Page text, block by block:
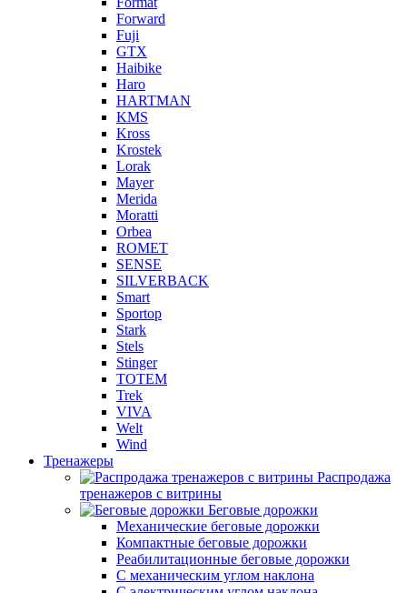
Forward
Fuji
GTX
Haibike
Haro
HARTMAN
KMS
Kross
Krostek
Lorak
Mayer
Merida
Moratti
Orbea
ROMET
SENSE
SILVERBACK
Smart
Sportop
Stark
Stels
Stinger
TOTEM
Trek
VIVA
Welt
Wind
Тренажеры
Распродажа
тренажеров с витрины
Беговые дорожки
Механические беговые дорожки
Компактные беговые дорожки
Реабилитационные беговые дорожки
С механическим углом наклона